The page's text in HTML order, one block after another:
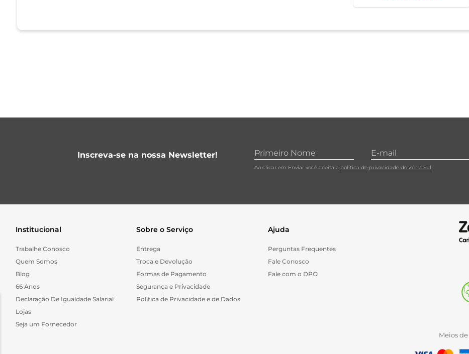
Inscreva-se na nossa Newsletter!
Ao clicar em Enviar você aceita a política de privacidade do Zona Sul
Institucional
Trabalhe Conosco
Quem Somos
Blog
66 Anos
Declaração De Igualdade Salarial
Lojas
Seja um Fornecedor
Sobre o Serviço
Entrega
Troca e Devolução
Formas de Pagamento
Segurança e Privacidade
Politica de Privacidade e de Dados
Ajuda
Perguntas Frequentes
Fale Conosco
Fale com o DPO
Meios